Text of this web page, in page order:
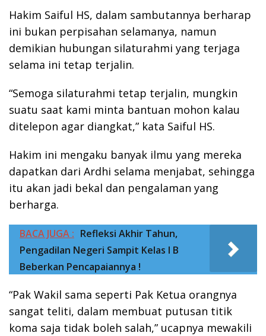
Hakim Saiful HS, dalam sambutannya berharap
ini bukan perpisahan selamanya, namun
demikian hubungan silaturahmi yang terjaga
selama ini tetap terjalin.
“Semoga silaturahmi tetap terjalin, mungkin
suatu saat kami minta bantuan mohon kalau
ditelepon agar diangkat,” kata Saiful HS.
Hakim ini mengaku banyak ilmu yang mereka
dapatkan dari Ardhi selama menjabat, sehingga
itu akan jadi bekal dan pengalaman yang
berharga.
BACA JUGA : Refleksi Akhir Tahun,
Pengadilan Negeri Sampit Kelas I B
Beberkan Pencapaiannya !
“Pak Wakil sama seperti Pak Ketua orangnya
sangat teliti, dalam membuat putusan titik
koma saja tidak boleh salah,” ucapnya mewakili